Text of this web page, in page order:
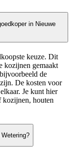
in Nieuwe
keuze. Dit
kozijnen gemaakt
de
De kosten voor
Je kunt hier
kozijnen, houten